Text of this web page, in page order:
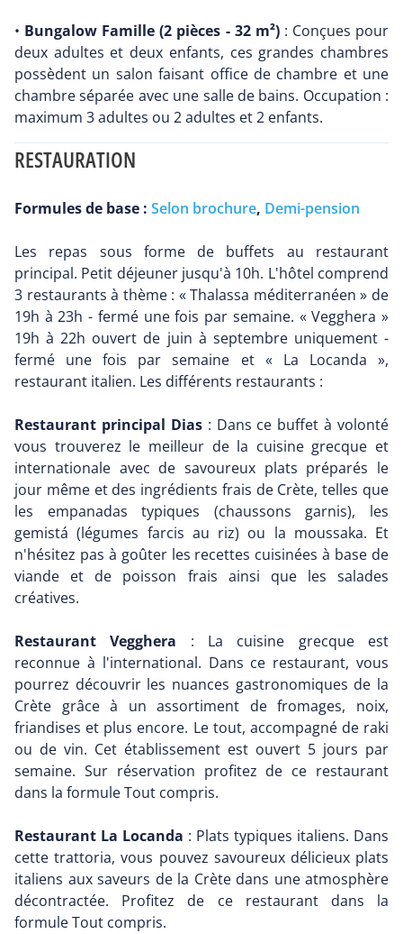
• Bungalow Famille (2 pièces - 32 m²): Conçues pour
deux adultes et deux enfants, ces grandes chambres
possèdent un salon faisant office de chambre et une
chambre séparée avec une salle de bains. Occupation :
maximum 3 adultes ou 2 adultes et 2 enfants.
RESTAURATION
Formules de base : Selon brochure, Demi-pension
Les repas sous forme de buffets au restaurant
principal. Petit déjeuner jusqu'à 10h. L'hôtel comprend
3 restaurants à thème : « Thalassa méditerranéen » de
19h à 23h - fermé une fois par semaine. « Vegghera »
19h à 22h ouvert de juin à septembre uniquement -
fermé une fois par semaine et « La Locanda »,
restaurant italien. Les différents restaurants :
Restaurant principal Dias: Dans ce buffet à volonté
vous trouverez le meilleur de la cuisine grecque et
internationale avec de savoureux plats préparés le
jour même et des ingrédients frais de Crète, telles que
les empanadas typiques (chaussons garnis), les
gemistá (légumes farcis au riz) ou la moussaka. Et
n'hésitez pas à goûter les recettes cuisinées à base de
viande et de poisson frais ainsi que les salades
créatives.
Restaurant Vegghera : La cuisine grecque est
reconnue à l'international. Dans ce restaurant, vous
pourrez découvrir les nuances gastronomiques de la
Crète grâce à un assortiment de fromages, noix,
friandises et plus encore. Le tout, accompagné de raki
ou de vin. Cet établissement est ouvert 5 jours par
semaine. Sur réservation profitez de ce restaurant
dans la formule Tout compris.
Restaurant La Locanda : Plats typiques italiens. Dans
cette trattoria, vous pouvez savoureux délicieux plats
italiens aux saveurs de la Crète dans une atmosphère
décontractée. Profitez de ce restaurant dans la
formule Tout compris.